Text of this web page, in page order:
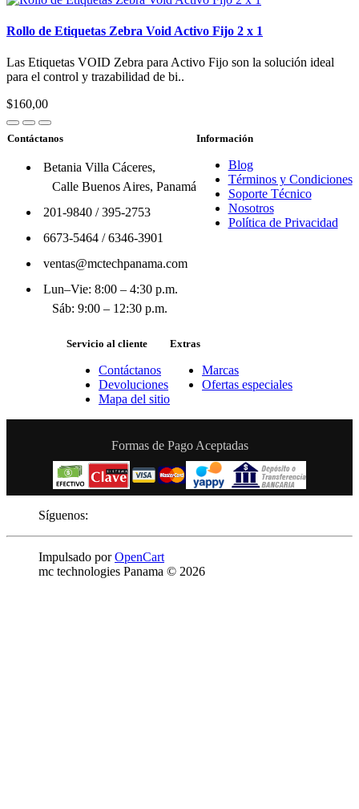
Rollo de Etiquetas Zebra Void Activo Fijo 2 x 1
Las Etiquetas VOID Zebra para Activo Fijo son la solución ideal
para el control y trazabilidad de bi..
$160,00
Contáctanos
Betania Villa Cáceres,
Calle Buenos Aires, Panamá
201-9840/395-2753
6673-5464/6346-3901
ventas@mctechpanama.com
Lun–Vie: 8:00 – 4:30 p.m.
Sáb: 9:00 – 12:30 p.m.
Información
Blog
Términos y Condiciones
Soporte Técnico
Nosotros
Política de Privacidad
Servicio al cliente
Contáctanos
Devoluciones
Mapa del sitio
Extras
Marcas
Ofertas especiales
Formas de Pago Aceptadas
Síguenos:
Impulsado porOpenCart
mc technologies Panama © 2026